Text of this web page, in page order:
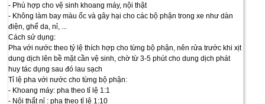
- Phù hợp cho vệ sinh khoang máy, nội thật
- Không làm bay màu ốc và gây hại cho các bộ phận trong xe như dàn
điện, ghế da, nỉ, ...
Cách sử dụng:
Pha với nước theo tỷ lệ thích hợp cho từng bộ phận, nên rửa trước khi xịt
dung dịch lên bề mặt cần vệ sinh, chờ từ 3-5 phút cho dung dịch phát
huy tác dụng sau đó lau sạch
Tỉ lệ pha với nước cho từng bộ phận:
- Khoang máy: pha theo tỉ lệ 1:1
- Nội thất nỉ : pha theo tỉ lệ 1:10